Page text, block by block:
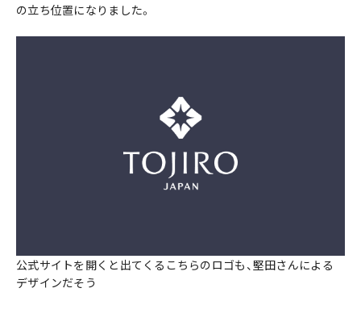
の立ち位置になりました。
公式サイトを開くと出てくるこちらのロゴも、堅田さんによる
デザインだそう